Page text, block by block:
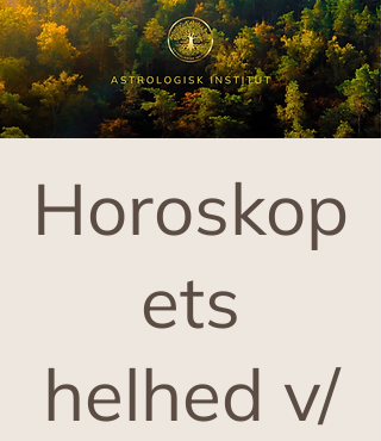
Horoskop
ets
helhed v/